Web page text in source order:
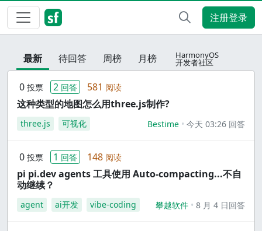
注册登录
最新 待回答 周榜 月榜 HarmonyOS
开发者社区
0 投票 2 回答 581 阅读
这种类型的地图怎么用three.js制作?
three.js 可视化 Bestime 今天 03:26 回答
0 投票 1 回答 148 阅读
pi pi.dev agents 工具使用 Auto-compacting...不自
动继续？
agent ai开发 vibe-coding 攀越软件 8 月 4 日回答